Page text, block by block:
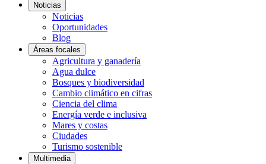
Noticias
Noticias
Oportunidades
Blog
Áreas focales
Agricultura y ganadería
Agua dulce
Bosques y biodiversidad
Cambio climático en cifras
Ciencia del clima
Energía verde e inclusiva
Mares y costas
Ciudades
Turismo sostenible
Multimedia